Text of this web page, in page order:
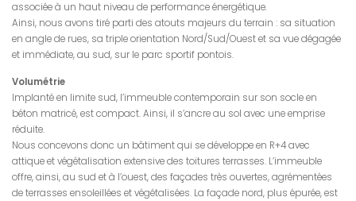
associée à un haut niveau de performance énergétique.
Ainsi, nous avons tiré parti des atouts majeurs du terrain : sa situation
en angle de rues, sa triple orientation Nord/Sud/Ouest et sa vue dégagée
et immédiate, au sud, sur le parc sportif pontois.
Volumétrie
Implanté en limite sud, l’immeuble contemporain sur son socle en
béton matricé, est compact. Ainsi, il s’ancre au sol avec une emprise
réduite.
Nous concevons donc un bâtiment qui se développe en R+4 avec
attique et végétalisation extensive des toitures terrasses. L’immeuble
offre, ainsi, au sud et à l’ouest, des façades très ouvertes, agrémentées
de terrasses ensoleillées et végétalisées. La façade nord, plus épurée, est